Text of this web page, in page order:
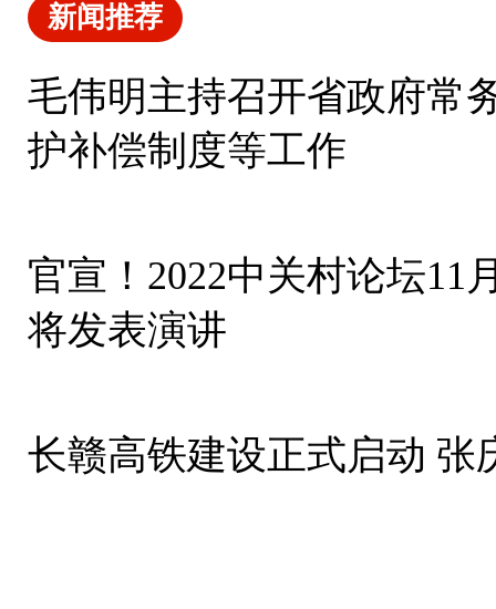
新闻推荐
毛伟明主持召开省政府常
护补偿制度等工作
官宣！2022中关村论坛11
将发表演讲
长赣高铁建设正式启动 张